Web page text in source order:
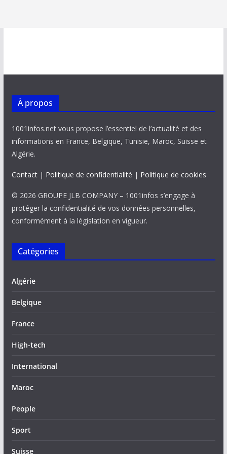
À propos
1001infos.net vous propose l’essentiel de l’actualité et des
informations en France, Belgique, Tunisie, Maroc, Suisse et
Algérie.
Contact| Politique de confidentialité | Politique de cookies
© 2026 GROUPE JLB COMPANY – 1001infos s’engage à
protéger la confidentialité de vos données personnelles,
conformément à la législation en vigueur.
Catégories
Algérie
Belgique
France
High-tech
International
Maroc
People
Sport
Suisse